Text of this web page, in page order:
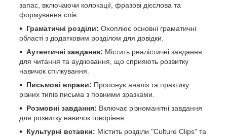
запас, включаючи колокації, фразові дієслова та
формування слів.
Граматичні розділи: Охоплює основні граматичні
області з додатковим розділом для довідки.
Аутентичні завдання: Містить реалістичні завдання
для читання та аудіювання, що сприяють розвитку
навичок спілкування.
Письмові вправи: Пропонує аналіз та практику
різних типів письма з повними зразками.
Розмовні завдання: Включає різноманітні завдання
для розвитку навичок говоріння.
Культурні вставки: Містить розділи "Culture Clips" та